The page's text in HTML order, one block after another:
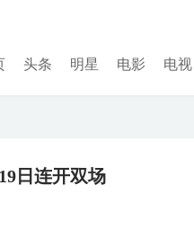
头条 明星 电影 电视
日连开双场